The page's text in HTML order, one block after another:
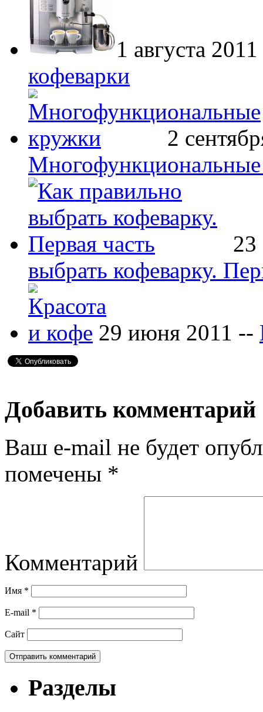
1 августа
кофеварки
2
23
выбрать кофеварку.
29 июня 2011 --
Добавить комментарий
Ваш e-mail не будет
помечены *
Комментарий
Имя *
E-mail *
Сайт
Разделы